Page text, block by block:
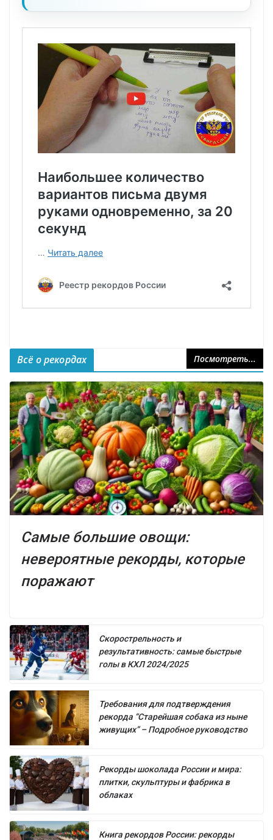
Всё о рекордах Посмотреть...
Самые большие овощи:
невероятные рекорды, которые
поражают
Скорострельность и
результативность: самые быстрые
голы в КХЛ 2024/2025
Требования для подтверждения
рекорда “Старейшая собака из ныне
живущих” – Подробное руководство
Рекорды шоколада России и мира:
плитки, скульптуры и фабрика в
облаках
Книга рекордов России: рекорды